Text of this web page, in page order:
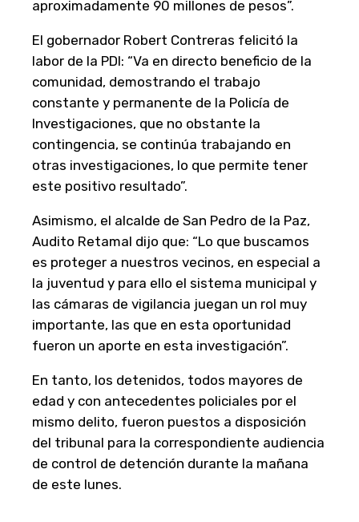
aproximadamente 90 millones de pesos”.
El gobernador Robert Contreras felicitó la
labor de la PDI: “Va en directo beneficio de la
comunidad, demostrando el trabajo
constante y permanente de la Policía de
Investigaciones, que no obstante la
contingencia, se continúa trabajando en
otras investigaciones, lo que permite tener
este positivo resultado”.
Asimismo, el alcalde de San Pedro de la Paz,
Audito Retamal dijo que: “Lo que buscamos
es proteger a nuestros vecinos, en especial a
la juventud y para ello el sistema municipal y
las cámaras de vigilancia juegan un rol muy
importante, las que en esta oportunidad
fueron un aporte en esta investigación”.
En tanto, los detenidos, todos mayores de
edad y con antecedentes policiales por el
mismo delito, fueron puestos a disposición
del tribunal para la correspondiente audiencia
de control de detención durante la mañana
de este lunes.